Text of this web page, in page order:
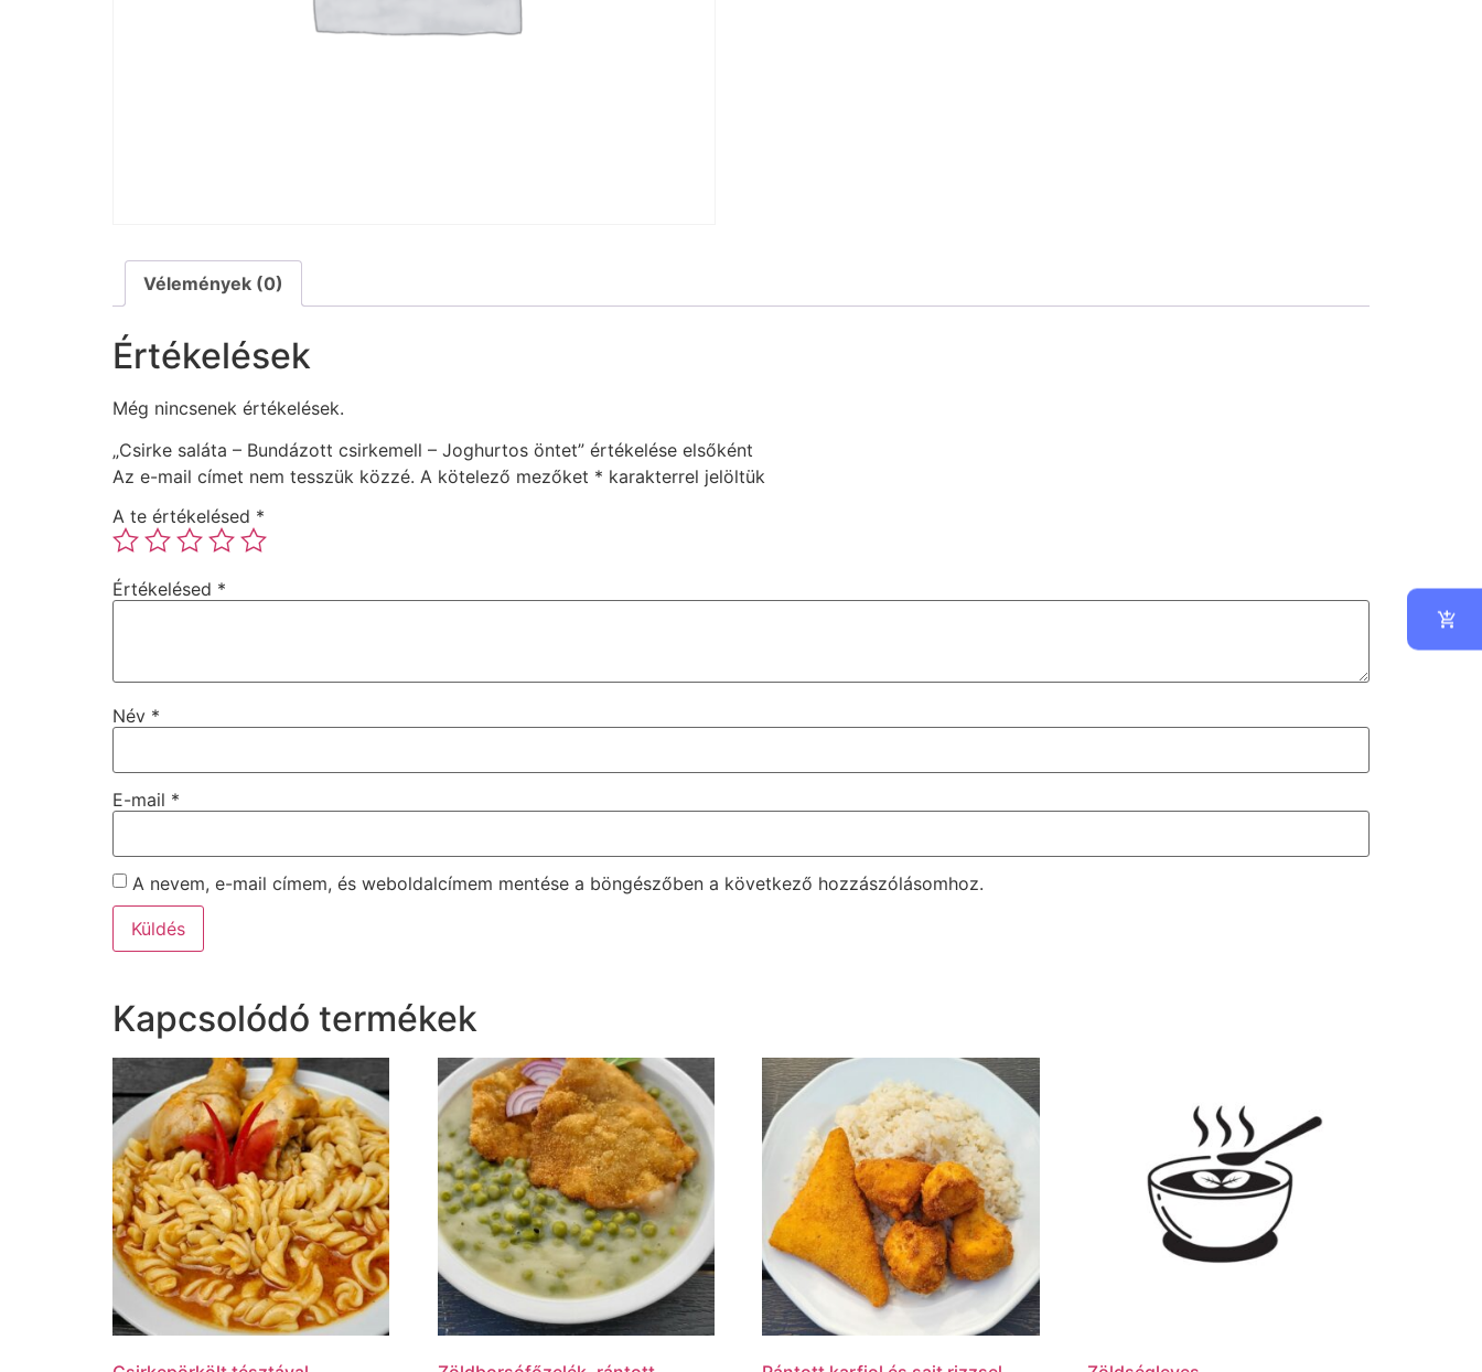
Vélemények (0)
Értékelések
Még nincsenek értékelések.
„Csirke saláta – Bundázott csirkemell – Joghurtos öntet” értékelése elsőként
Az e-mail címet nem tesszük közzé. A kötelező mezőket * karakterrel jelöltük
A te értékelésed *
Értékelésed *
Név *
E-mail *
A nevem, e-mail címem, és weboldalcímem mentése a böngészőben a következő hozzászólásomhoz.
Kapcsolódó termékek